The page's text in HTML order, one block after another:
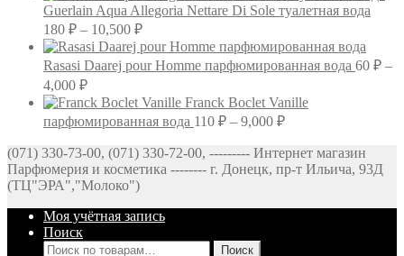
170 ₽
–
15,000 ₽
Guerlain Aqua Allegoria Nettare Di Sole туалетная вода
180 ₽ – 10,500 ₽Диапазон
цен:
180 ₽
10,500 ₽
Rasasi Daarej pour Homme парфюмированная вода 60 ₽ –
4,000 ₽Диапазон
цен:
60 ₽
4,000 ₽
Franck Boclet Vanille
парфюмированная вода 110 ₽ – 9,000 ₽Диапазон
110 ₽
–
(071) 330-73-00, (071) 330-72-00, --------- Интернет магазин
Парфюмерия и косметика -------- г. Донецк, пр-т Ильича, 93Д
(ТЦ"ЭРА","Молоко")
Моя учётная запись
Поиск
Искать:
Поиск